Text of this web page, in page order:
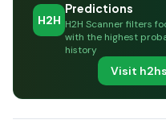
H2H
Predictions
H2H Scanner filters
with the highest
history
Visit